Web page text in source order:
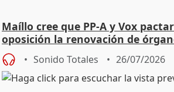
Maíllo cree que PP-A y Vox
oposición la renovación de
Defensor
Sonido Totales 26/07/2026